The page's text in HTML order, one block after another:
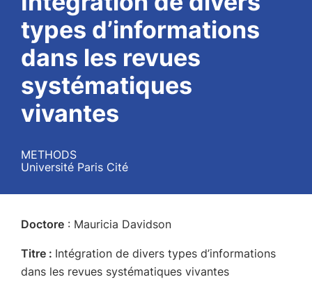
types d’informations
dans les revues
systématiques
vivantes
METHODS
Université Paris Cité
Doctore : Mauricia Davidson
Titre : Intégration de divers types d’informations
dans les revues systématiques vivantes